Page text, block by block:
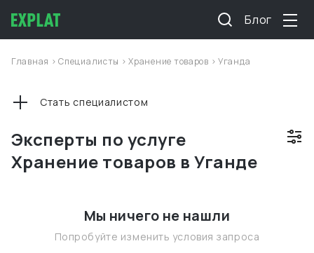
Блог
Главная >Специалисты >Хранение товаров >Уганда
Эксперты по услуге
Хранение товаров в Уганде
Стать специалистом
Мы ничего не нашли
Попробуйте изменить условия запроса